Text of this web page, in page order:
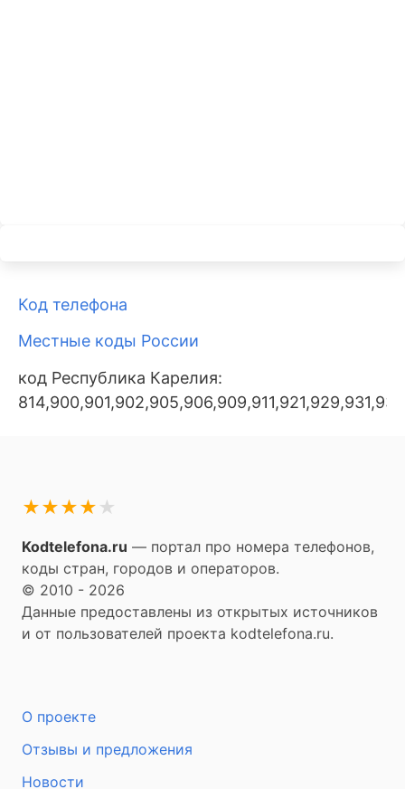
Код телефона
Местные коды России
код Республика Карелия:
★
★
★
★
★
Kodtelefona.ru — портал про номера телефонов,
коды стран, городов и операторов.
© 2010 - 2026
Данные предоставлены из открытых источников
и от пользователей проекта kodtelefona.ru.
О проекте
Отзывы и предложения
Новости